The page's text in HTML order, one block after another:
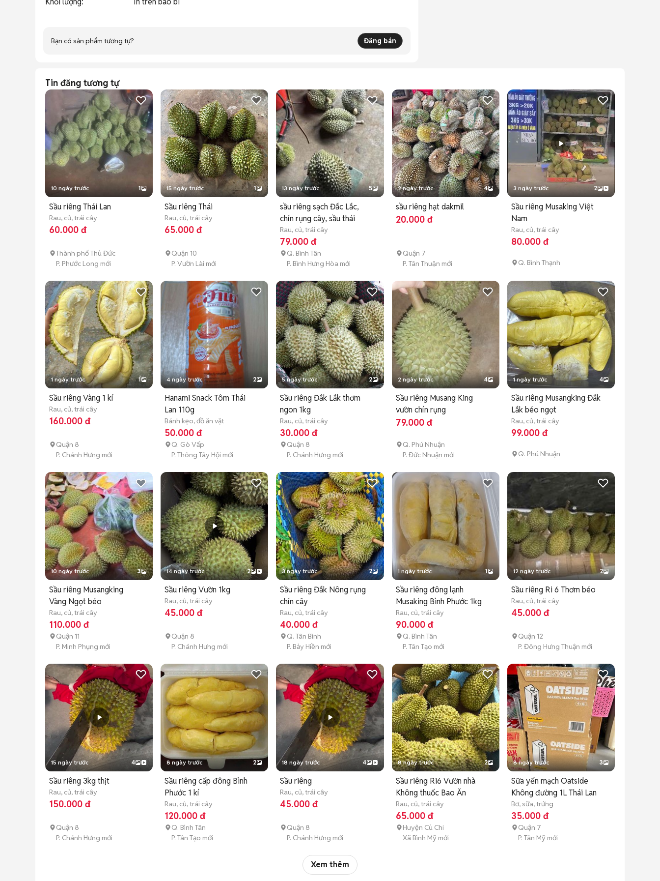
Bạn có sản phẩm tương tự? Đăng bán
Tin đăng tương tự
10 ngày trước 1
Sầu riêng Thái Lan
Rau, củ, trái cây
60.000 đ
Thành phố Thủ Đức
P. Phước Long mới
15 ngày trước 1
Sầu riêng Thái
Rau, củ, trái cây
65.000 đ
Quận 10
P. Vườn Lài mới
13 ngày trước 5
sầu riêng sạch Đắc Lắc,
chín rụng cây, sầu thái
Rau, củ, trái cây
79.000 đ
Q. Bình Tân
P. Bình Hưng Hòa mới
2 ngày trước 4
sầu riêng hạt dakmil
20.000 đ
Quận 7
P. Tân Thuận mới
3 ngày trước 2
Sầu riêng Musaking Việt
Nam
Rau, củ, trái cây
80.000 đ
Q. Bình Thạnh
1 ngày trước 1
Sầu riêng Vàng 1 kí
Rau, củ, trái cây
160.000 đ
Quận 8
P. Chánh Hưng mới
4 ngày trước 2
Hanami Snack Tôm Thái
Lan 110g
Bánh kẹo, đồ ăn vặt
50.000 đ
Q. Gò Vấp
P. Thông Tây Hội mới
5 ngày trước 2
Sầu riêng Đắk Lắk thơm
ngon 1kg
Rau, củ, trái cây
30.000 đ
Quận 8
P. Chánh Hưng mới
2 ngày trước 4
Sầu riêng Musang King
vườn chín rụng
79.000 đ
Q. Phú Nhuận
P. Đức Nhuận mới
1 ngày trước 4
Sầu riêng Musangking Đắk
Lắk béo ngọt
Rau, củ, trái cây
99.000 đ
Q. Phú Nhuận
10 ngày trước 3
Sầu riêng Musangking
Vàng Ngọt béo
Rau, củ, trái cây
110.000 đ
Quận 11
P. Minh Phụng mới
14 ngày trước 2
Sầu riêng Vườn 1kg
Rau, củ, trái cây
45.000 đ
Quận 8
P. Chánh Hưng mới
3 ngày trước 2
Sầu riêng Đắk Nông rụng
chín cây
Rau, củ, trái cây
40.000 đ
Q. Tân Bình
P. Bảy Hiền mới
1 ngày trước 1
Sầu riêng đông lạnh
Musaking Bình Phước 1kg
Rau, củ, trái cây
90.000 đ
Q. Bình Tân
P. Tân Tạo mới
12 ngày trước 2
Sầu riêng Ri 6 Thơm béo
Rau, củ, trái cây
45.000 đ
Quận 12
P. Đông Hưng Thuận mới
15 ngày trước 4
Sầu riêng 3kg thịt
Rau, củ, trái cây
150.000 đ
Quận 8
P. Chánh Hưng mới
8 ngày trước 2
Sầu riêng cấp đông Bình
Phước 1 kí
Rau, củ, trái cây
120.000 đ
Q. Bình Tân
P. Tân Tạo mới
18 ngày trước 4
Sầu riêng
Rau, củ, trái cây
45.000 đ
Quận 8
P. Chánh Hưng mới
8 ngày trước 2
Sầu riêng Ri6 Vườn nhà
Không thuốc Bao Ăn
Rau, củ, trái cây
65.000 đ
Huyện Củ Chi
Xã Bình Mỹ mới
8 ngày trước 3
Sữa yến mạch Oatside
Không đường 1L Thái Lan
Bơ, sữa, trứng
35.000 đ
Quận 7
P. Tân Mỹ mới
Xem thêm